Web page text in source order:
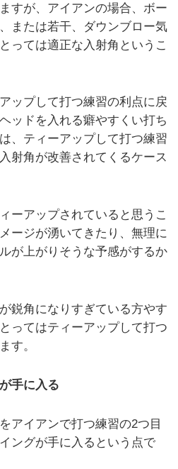
すが、アイアンの場合、ボー
または若干、ダウンブロー気
っては適正な入射角というこ
ップして打つ練習の利点に戻
ッドを入れる癖やすくい打ち
、ティーアップして打つ練習
射角が改善されてくるケース
ーアップされていると思うこ
ージが湧いてきたり、無理に
が上がりそうな予感がするか
鋭角になりすぎている方やす
ってはティーアップして打つ
す。
手に入る
アイアンで打つ練習の2つ目
ングが手に入るという点で